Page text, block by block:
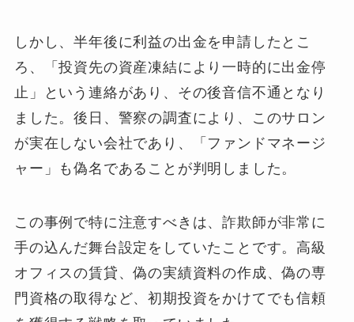
しかし、半年後に利益の出金を申請したとこ
ろ、「投資先の資産凍結により一時的に出金停
止」という連絡があり、その後音信不通となり
ました。後日、警察の調査により、このサロン
が実在しない会社であり、「ファンドマネージ
ャー」も偽名であることが判明しました。
この事例で特に注意すべきは、詐欺師が非常に
手の込んだ舞台設定をしていたことです。高級
オフィスの賃貸、偽の実績資料の作成、偽の専
門資格の取得など、初期投資をかけてでも信頼